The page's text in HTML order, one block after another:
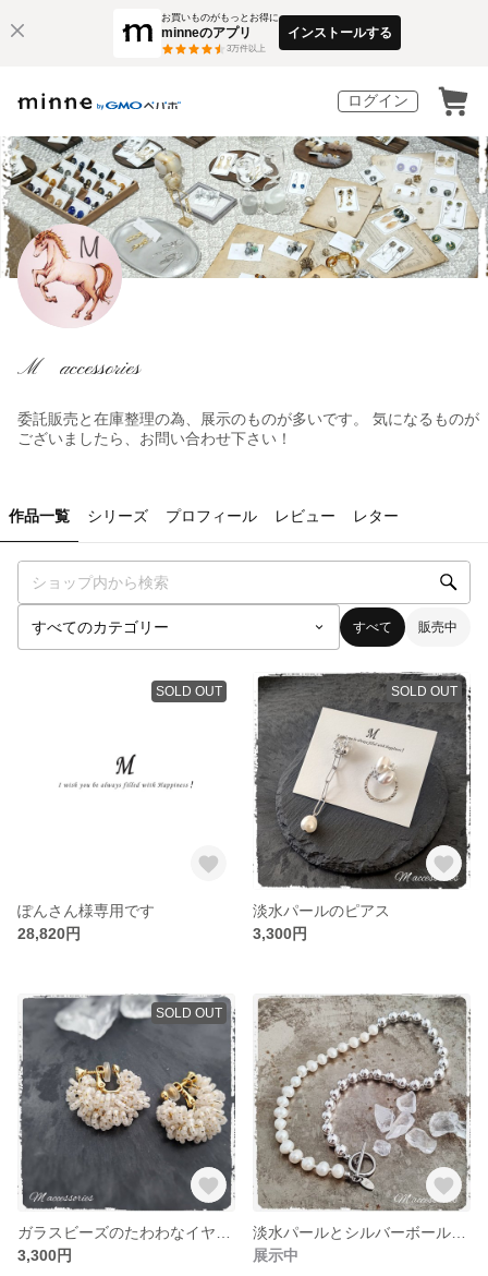
お買いものがもっとお得に
minneのアプリ
3万件以上
インストールする
ログイン
M accessories
委託販売と在庫整理の為、展示のものが多いです。 気になるものが
ございましたら、お問い合わせ下さい！
作品一覧 シリーズ プロフィール レビュー レター
すべて 販売中
SOLD OUT
ぽんさん様専用です
28,820円
SOLD OUT
淡水パールのピアス
3,300円
SOLD OUT
3,300円
展示中